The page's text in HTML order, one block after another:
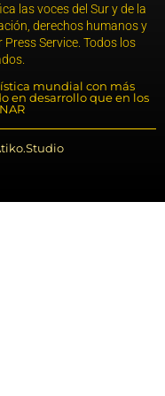
las voces del Sur y de la
derechos humanos y
Service. Todos los
mundial con más
en desarrollo que en los